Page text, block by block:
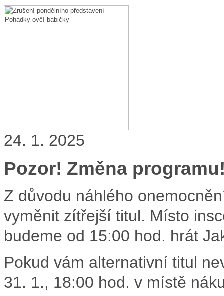
24. 1. 2025
Pozor! Změna
Z důvodu náhlého
vyměnit zítřejší titul. Místo
budeme od 15:00 hod. hrát
Pokud vám alternativní titul
31. 1., 18:00 hod. v místě